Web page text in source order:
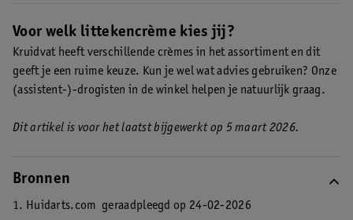
het goed om de verpakking van je crème te bekijken voor
productspecifieke aanwijzingen.
Voor welk littekencrème kies jij?
Kruidvat heeft verschillende crèmes in het assortiment en dit
geeft je een ruime keuze. Kun je wel wat advies gebruiken? Onze
(assistent-)-drogisten in de winkel helpen je natuurlijk graag.
Dit artikel is voor het laatst bijgewerkt op 5 maart 2026.
Bronnen
1. Huidarts.com geraadpleegd op 24-02-2026